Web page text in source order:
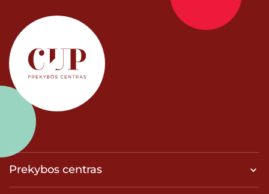
Prekybos centras